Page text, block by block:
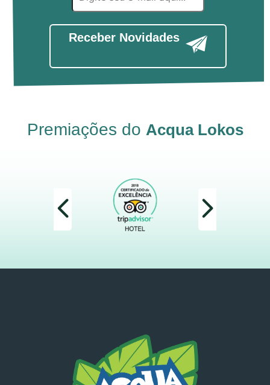
Receber Novidades
Premiações do Acqua Lokos